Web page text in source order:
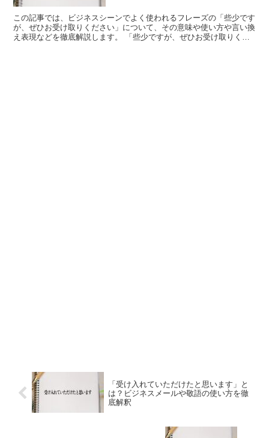
この記事では、ビジネスシーンでよく使われるフレーズの「些少です
が、ぜひお受け取りください」について、その意味や使い方や言い換
え表現などを徹底解説します。 「些少ですが、ぜひお受け取りくだ
「受け入れていただけたと思います」と
は？ビジネスメールや敬語の使い方を徹
底解釈